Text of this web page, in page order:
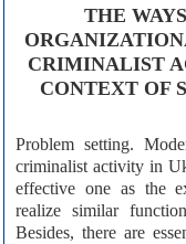
THE
CRIMINALIST
CONTEXT OF
Problem setting.
criminalist activity in
effective one as the
realize similar
Besides, there are